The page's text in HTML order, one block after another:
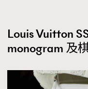
Louis Vuitton
monogram 及